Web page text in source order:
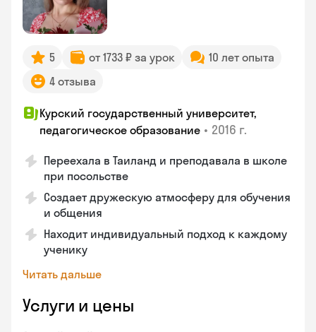
5 от 1733 ₽ за урок
10 лет опыта
4 отзыва
Курский государственный университет,
педагогическое образование • 2016 г.
Переехала в Таиланд и преподавала в школе
при посольстве
Создает дружескую атмосферу для обучения
и общения
Находит индивидуальный подход к каждому
ученику
Читать дальше
Услуги и цены